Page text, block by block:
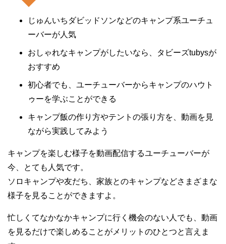
じゅんいちダビッドソンなどのキャンプ系ユーチュ
ーバーが人気
おしゃれなキャンプがしたいなら、タビーズtubysが
おすすめ
初心者でも、ユーチューバーからキャンプのハウト
ゥーを学ぶことができる
キャンプ飯の作り方やテントの張り方を、動画を見
ながら実践してみよう
キャンプを楽しむ様子を動画配信するユーチューバーが
今、とても人気です。
ソロキャンプや友だち、家族とのキャンプなどさまざまな
様子を見ることができますよ。
忙しくてなかなかキャンプに行く機会のない人でも、動画
を見るだけで楽しめることがメリットのひとつと言えま